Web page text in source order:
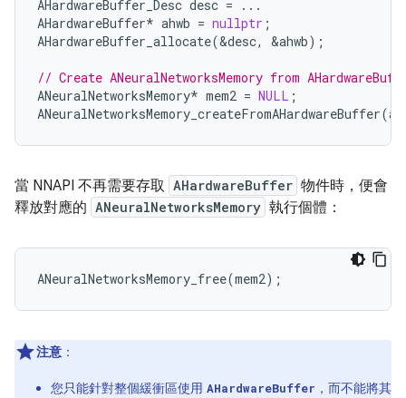
AHardwareBuffer_Desc desc =
...
AHardwareBuffer* ahwb = nullptr ;
AHardwareBuffer_allocate(&desc, &ahwb);
// Create ANeuralNetworksMemory from
ANeuralNetworksMemory* mem2 = NULL ;
ANeuralNetworksMemory_createFromAHardwareBuffer(
當 NNAPI 不再需要存取 AHardwareBuffer 物件時，便會
釋放對應的 ANeuralNetworksMemory 執行個體：
ANeuralNetworksMemory_free(mem2);
注意 ：
您只能針對整個緩衝區使用 AHardwareBuffer ，而不能將其